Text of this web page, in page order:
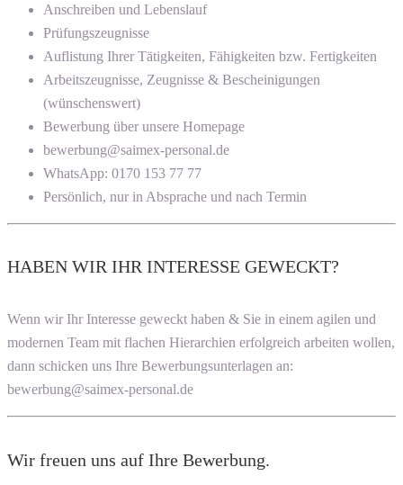
Anschreiben und Lebenslauf
Prüfungszeugnisse
Auflistung Ihrer Tätigkeiten, Fähigkeiten bzw. Fertigkeiten
Arbeitszeugnisse, Zeugnisse & Bescheinigungen
(wünschenswert)
Bewerbung über unsere Homepage
bewerbung@saimex-personal.de
WhatsApp: 0170 153 77 77
Persönlich, nur in Absprache und nach Termin
HABEN WIR IHR INTERESSE GEWECKT?
Wenn wir Ihr Interesse geweckt haben & Sie in einem agilen und
modernen Team mit flachen Hierarchien erfolgreich arbeiten wollen,
dann schicken uns Ihre Bewerbungsunterlagen an:
bewerbung@saimex-personal.de
Wir freuen uns auf Ihre Bewerbung.